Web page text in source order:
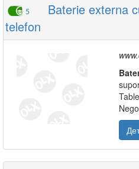
5
Baterie externa
telefon